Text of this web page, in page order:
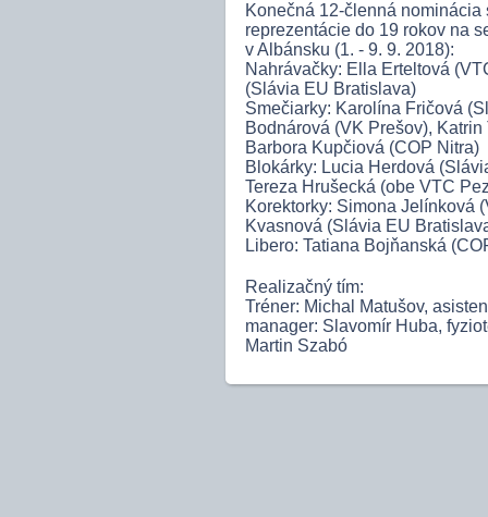
Konečná 12-členná
reprezentácie do 19 rokov na
v Albánsku (1. - 9. 9. 2018):
Nahrávačky: Ella Erteltová
(Slávia EU Bratislava)
Smečiarky: Karolína Fričová
Bodnárová (VK Prešov),
Barbora Kupčiová (COP Nitra)
Blokárky: Lucia Herdová
Tereza Hrušecká (obe VTC
Korektorky: Simona Jelínková
Kvasnová (Slávia EU
Libero: Tatiana Bojňanská
Realizačný tím:
Tréner: Michal Matušov,
manager: Slavomír Huba,
Martin Szabó